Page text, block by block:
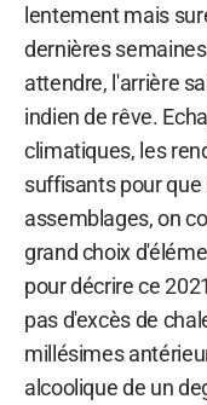
lentement mais
dernières
attendre, l'arrière
indien de rêve.
climatiques, les
suffisants pour que
assemblages, on
grand choix
pour décrire ce
pas d'excès de
millésimes
alcoolique de un